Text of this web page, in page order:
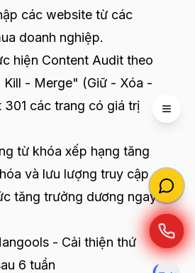
các website từ các
doanh nghiệp.
hiện Content Audit theo
Kill - Merge" (Giữ - Xóa -
301 các trang có giá trị
từ khóa xếp hạng tăng
và lưu lượng truy cập
tăng trưởng dương ngay
- Cải thiện thứ
6 tuần